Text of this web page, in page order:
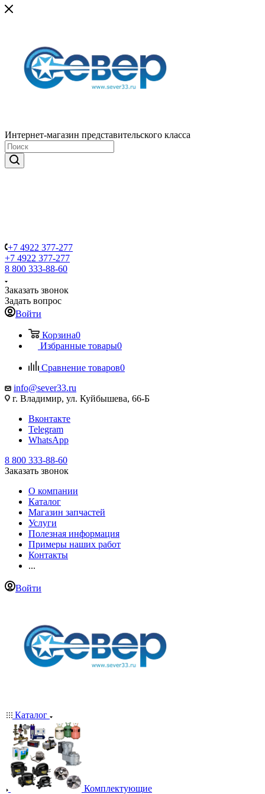
Интернет-магазин представительского класса
+7 4922 377-277
+7 4922 377-277
8 800 333-88-60
Заказать звонок
Задать вопрос
Войти
Корзина0
Избранные товары0
Сравнение товаров0
info@sever33.ru
г. Владимир, ул. Куйбышева, 66-Б
Вконтакте
Telegram
WhatsApp
8 800 333-88-60
Заказать звонок
О компании
Каталог
Магазин запчастей
Услуги
Полезная информация
Примеры наших работ
Контакты
...
Войти
Каталог
Комплектующие